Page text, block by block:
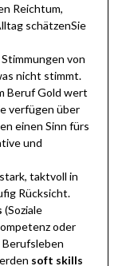
Reichtum,
schätzenSie
von
nicht stimmt.
Beruf Gold wert
verfügen über
einen Sinn fürs
und
taktvoll in
Rücksicht.
(Soziale
oder
Berufsleben
soft skills